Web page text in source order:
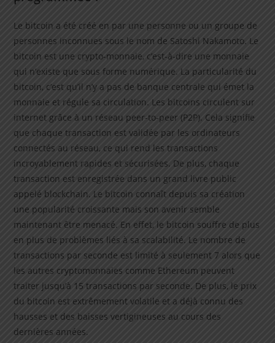
Le bitcoin a été créé en par une personne ou un groupe de
personnes inconnues sous le nom de Satoshi Nakamoto. Le
bitcoin est une crypto-monnaie, c’est-à-dire une monnaie
qui n’existe que sous forme numérique. La particularité du
bitcoin, c’est qu’il n’y a pas de banque centrale qui émet la
monnaie et régule sa circulation. Les bitcoins circulent sur
internet grâce à un réseau peer-to-peer (P2P). Cela signifie
que chaque transaction est validée par les ordinateurs
connectés au réseau, ce qui rend les transactions
incroyablement rapides et sécurisées. De plus, chaque
transaction est enregistrée dans un grand livre public
appelé blockchain. Le bitcoin connaît depuis sa création
une popularité croissante mais son avenir semble
maintenant être menacé. En effet, le bitcoin souffre de plus
en plus de problèmes liés à sa scalabilité. Le nombre de
transactions par seconde est limité à seulement 7 alors que
les autres cryptomonnaies comme Ethereum peuvent
traiter jusqu’à 15 transactions par seconde. De plus, le prix
du bitcoin est extrêmement volatile et a déjà connu des
hausses et des baisses vertigineuses au cours des
dernières années.